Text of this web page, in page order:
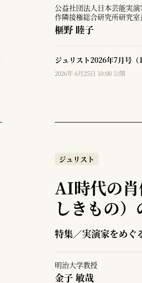
公益社団法人日本芸能実
作隣接権総合研究所研究室
榧野 睦子
ジュリスト2026年7月号（
2026年 6月25日 10:00 公開
ジュリスト
AI時代の
しきもの
特集／実演家をめぐ
明治大学教授
金子 敏哉